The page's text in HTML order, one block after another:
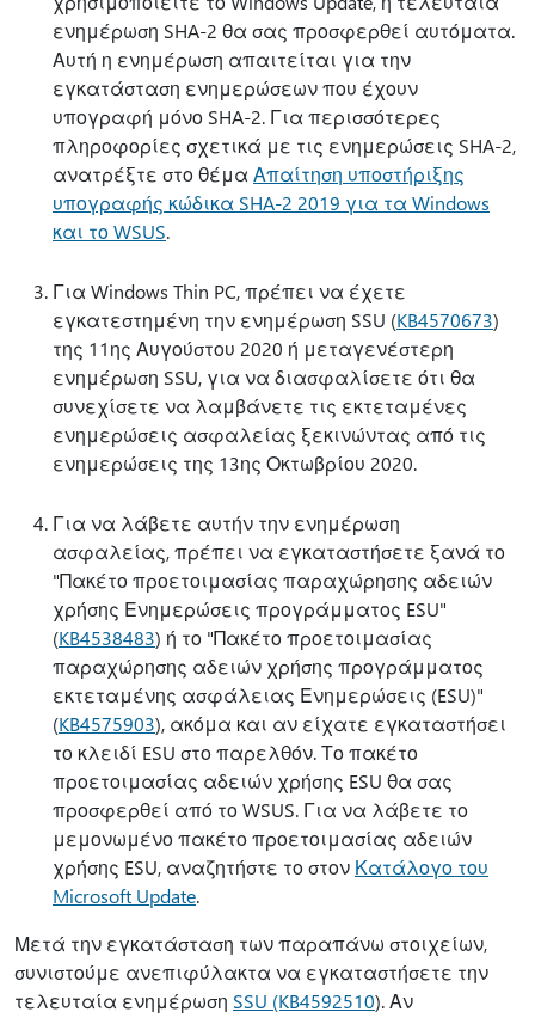
ενημέρωση SHA-2 θα σας προσφερθεί αυτόματα.
Αυτή η ενημέρωση απαιτείται για την
εγκατάσταση ενημερώσεων που έχουν
υπογραφή μόνο SHA-2. Για περισσότερες
πληροφορίες σχετικά με τις ενημερώσεις SHA-2,
ανατρέξτε στο θέμα Απαίτηση υποστήριξης
υπογραφής κώδικα SHA-2 2019 για τα Windows
και το WSUS.
Για Windows Thin PC, πρέπει να έχετε
εγκατεστημένη την ενημέρωση SSU (KB4570673)
της 11ης Αυγούστου 2020 ή μεταγενέστερη
ενημέρωση SSU, για να διασφαλίσετε ότι θα
συνεχίσετε να λαμβάνετε τις εκτεταμένες
ενημερώσεις ασφαλείας ξεκινώντας από τις
ενημερώσεις της 13ης Οκτωβρίου 2020.
Για να λάβετε αυτήν την ενημέρωση
ασφαλείας, πρέπει να εγκαταστήσετε ξανά το
"Πακέτο προετοιμασίας παραχώρησης αδειών
χρήσης Ενημερώσεις προγράμματος ESU"
(KB4538483) ή το "Πακέτο προετοιμασίας
παραχώρησης αδειών χρήσης προγράμματος
εκτεταμένης ασφάλειας Ενημερώσεις (ESU)"
(KB4575903), ακόμα και αν είχατε εγκαταστήσει
το κλειδί ESU στο παρελθόν. Το πακέτο
προετοιμασίας αδειών χρήσης ESU θα σας
προσφερθεί από το WSUS. Για να λάβετε το
μεμονωμένο πακέτο προετοιμασίας αδειών
χρήσης ESU, αναζητήστε το στον Κατάλογο του
Microsoft Update.
Μετά την εγκατάσταση των παραπάνω στοιχείων,
συνιστούμε ανεπιφύλακτα να εγκαταστήσετε την
τελευταία ενημέρωση SSU (KB4592510). Αν